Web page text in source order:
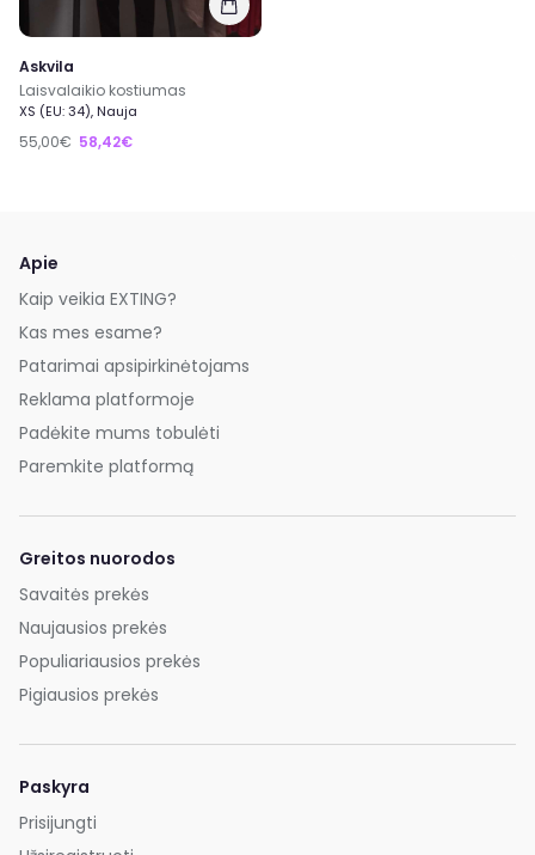
Askvila
Laisvalaikio kostiumas
XS (EU: 34), Nauja
55,00€ 58,42€
Apie
Kaip veikia EXTING?
Kas mes esame?
Patarimai apsipirkinėtojams
Reklama platformoje
Padėkite mums tobulėti
Paremkite platformą
Greitos nuorodos
Savaitės prekės
Naujausios prekės
Populiariausios prekės
Pigiausios prekės
Paskyra
Prisijungti